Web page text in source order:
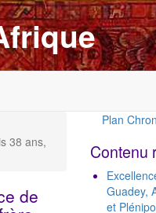
38 ans,
de
Plan
Contenu
Guadey,
et